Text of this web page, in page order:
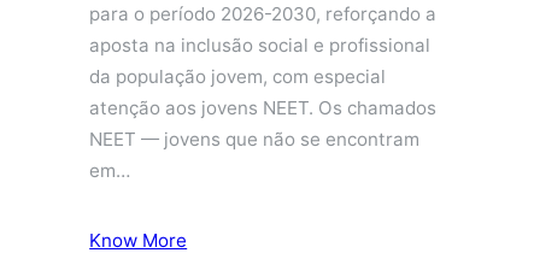
para o período 2026-2030, reforçando a
aposta na inclusão social e profissional
da população jovem, com especial
atenção aos jovens NEET. Os chamados
NEET — jovens que não se encontram
em…
Know More